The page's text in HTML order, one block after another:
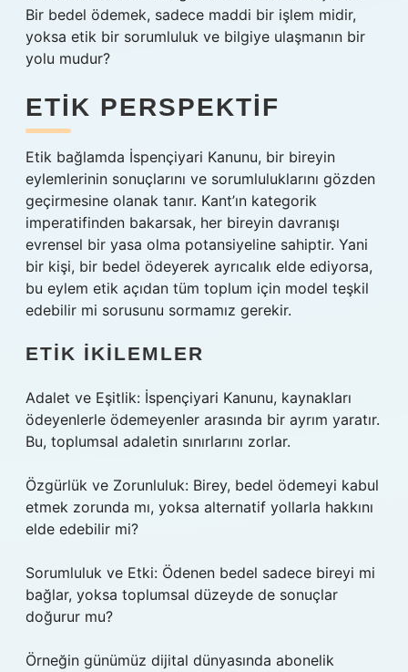
Bir bedel ödemek, sadece maddi bir işlem midir,
yoksa etik bir sorumluluk ve bilgiye ulaşmanın bir
yolu mudur?
ETIK PERSPEKTIF
Etik bağlamda İspençiyari Kanunu, bir bireyin
eylemlerinin sonuçlarını ve sorumluluklarını gözden
geçirmesine olanak tanır. Kant’ın kategorik
imperatifinden bakarsak, her bireyin davranışı
evrensel bir yasa olma potansiyeline sahiptir. Yani
bir kişi, bir bedel ödeyerek ayrıcalık elde ediyorsa,
bu eylem etik açıdan tüm toplum için model teşkil
edebilir mi sorusunu sormamız gerekir.
ETIK İKILEMLER
Adalet ve Eşitlik: İspençiyari Kanunu, kaynakları
ödeyenlerle ödemeyenler arasında bir ayrım yaratır.
Bu, toplumsal adaletin sınırlarını zorlar.
Özgürlük ve Zorunluluk: Birey, bedel ödemeyi kabul
etmek zorunda mı, yoksa alternatif yollarla hakkını
elde edebilir mi?
Sorumluluk ve Etki: Ödenen bedel sadece bireyi mi
bağlar, yoksa toplumsal düzeyde de sonuçlar
doğurur mu?
Örneğin günümüz dijital dünyasında abonelik